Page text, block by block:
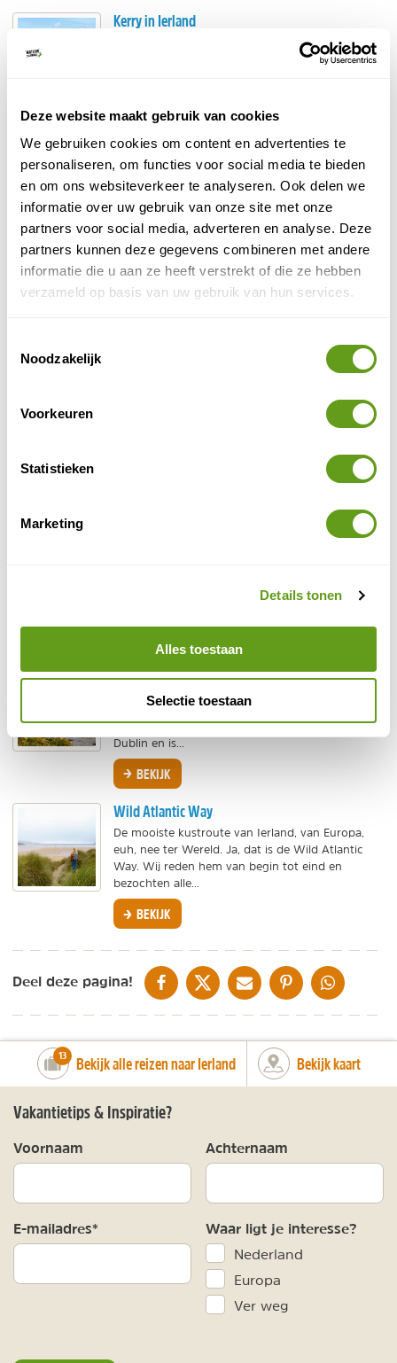
Deze website maakt gebruik van cookies
We gebruiken cookies om content en advertenties te
personaliseren, om functies voor social media te bieden
en om ons websiteverkeer te analyseren. Ook delen we
informatie over uw gebruik van onze site met onze
partners voor social media, adverteren en analyse. Deze
partners kunnen deze gegevens combineren met andere
informatie die u aan ze heeft verstrekt of die ze hebben
verzameld op basis van uw gebruik van hun services.
Noodzakelijk
Voorkeuren
Statistieken
Marketing
Details tonen
Alles toestaan
Selectie toestaan
Kerry in Ierland
In het zuidwesten van Ierland bevindt zich het
graafschap Kerry. Geniet van ongerepte, groene
Killarney National Park
Verken het mooie Nationaal Park op de Ring of
Kerry, bij de gezellige stad Killarney. Afwisselend
BEKIJK
Ring of Kerry
De Ring of Kerry is een toeristische route op het
Een kalkstenen plateau met bijzondere natuur en
een grote rijkdom aan planten en bloemen. Bekijk
Wicklow Way
leuke tip voor wie een mooie trekking in Ierland
zoekt. De route bevindt zich ten zuiden van
Dublin en is...
BEKIJK
Wild Atlantic Way
De mooiste kustroute van Ierland, van Europa,
euh, nee ter Wereld. Ja, dat is de Wild Atlantic
Way. Wij reden hem van begin tot eind en
bezochten alle...
BEKIJK
Deel deze pagina! DELEN OP FACEBOOK
DELEN OP XDELEN VIA DE MAIL
DELEN OP PINTEREST
DELEN OP
number_of_trips:
13 Bekijk alle reizen naar Ierland Bekijk kaart
Vakantietips & Inspiratie?
Voornaam Achternaam
E-mailadres* Waar ligt je interesse?
Nederland
Europa
Ver weg